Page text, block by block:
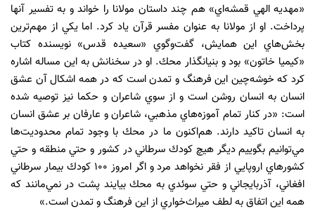
«مهديه الهي قمشه‌اي» هم چند داستان مولانا را خواند و به تفسير آنها
پرداخت. او از مولانا به عنوان مفسر قرآن ياد كرد. اما يكي از مهم‌ترين
بخش‌هاي اين همايش، گفت‌وگوي «سعيده قدس» نويسنده كتاب
«كيميا خاتون» بود و بنيانگذار محك. او در سخنانش به اين مساله اشاره
كرد كه خوشه‌چين اين فرهنگ و تمدن است كه در همه اشكال آن عشق
انسان به انسان روشن است و از سوي شاعران و حكما نيز توصيه شده
است: «در كنار تمام آموزه‌هاي مذهبي، شاعران و عارفان بر عشق انسان
به انسان تاكيد دارند. هم‌اكنون ما در محك با وجود تمام محدوديت‌ها
مي‌توانيم بگوييم ديگر هيچ كودك سرطاني در كشور و حتي منطقه و حتي
كشورهاي اروپايي از فقر نخواهد مرد و اگر امروز ١٠٠ كودك بيمار سرطاني
افغاني، آذربايجاني و حتي سوئدي به محك بيايند پشت در نمي‌مانند كه
همه اين اتفاق به لطف ميراث‌خواري از اين فرهنگ و تمدن است.»